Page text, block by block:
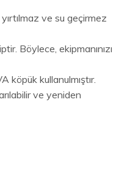
ve su geçirmez
Böylece, ekipmanınızı
köpük kullanulmıştır.
ve yeniden